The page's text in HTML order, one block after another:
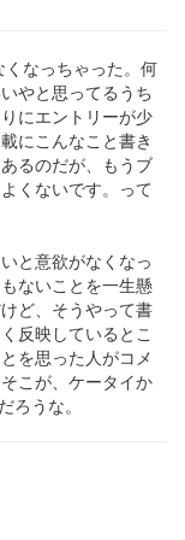
なっちゃった。何
やと思ってるうち
にエントリーが少
にこんなこと書き
るのだが、もうブ
くないです。って
と意欲がなくなっ
ないことを一生懸
ど、そうやって書
反映しているとこ
を思った人がコメ
こが、ケータイか
ろうな。